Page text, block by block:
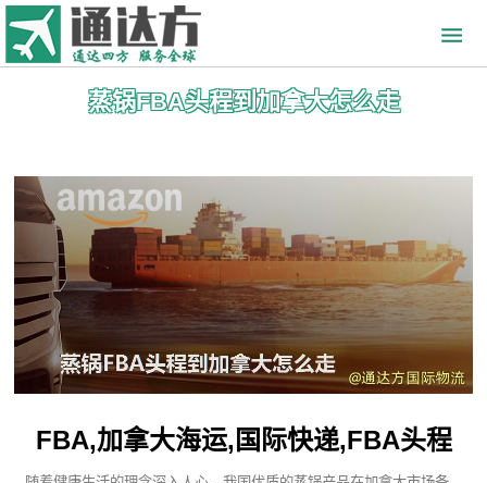
蒸锅FBA头程到加拿大怎么走
FBA,加拿大海运,国际快递,FBA头程